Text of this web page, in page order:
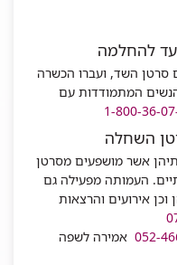
להחלמה
סרטן השד, ועברו הכשרה
המתמודדות עם
1-800-36-
השחלה
אשר מושפעים מסרטן
העמותה מפעילה גם
אירועים והרצאות
052- אמירה לשפה